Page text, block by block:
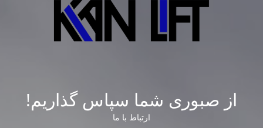
از صبوری شما سپاس گذاریم!
ارتباط با ما